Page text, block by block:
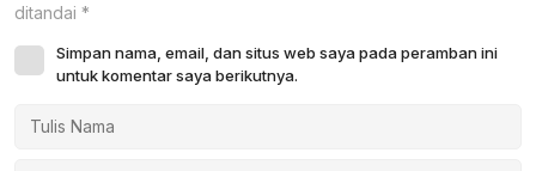
ditandai *
Simpan nama, email, dan situs web saya pada peramban ini
untuk komentar saya berikutnya.